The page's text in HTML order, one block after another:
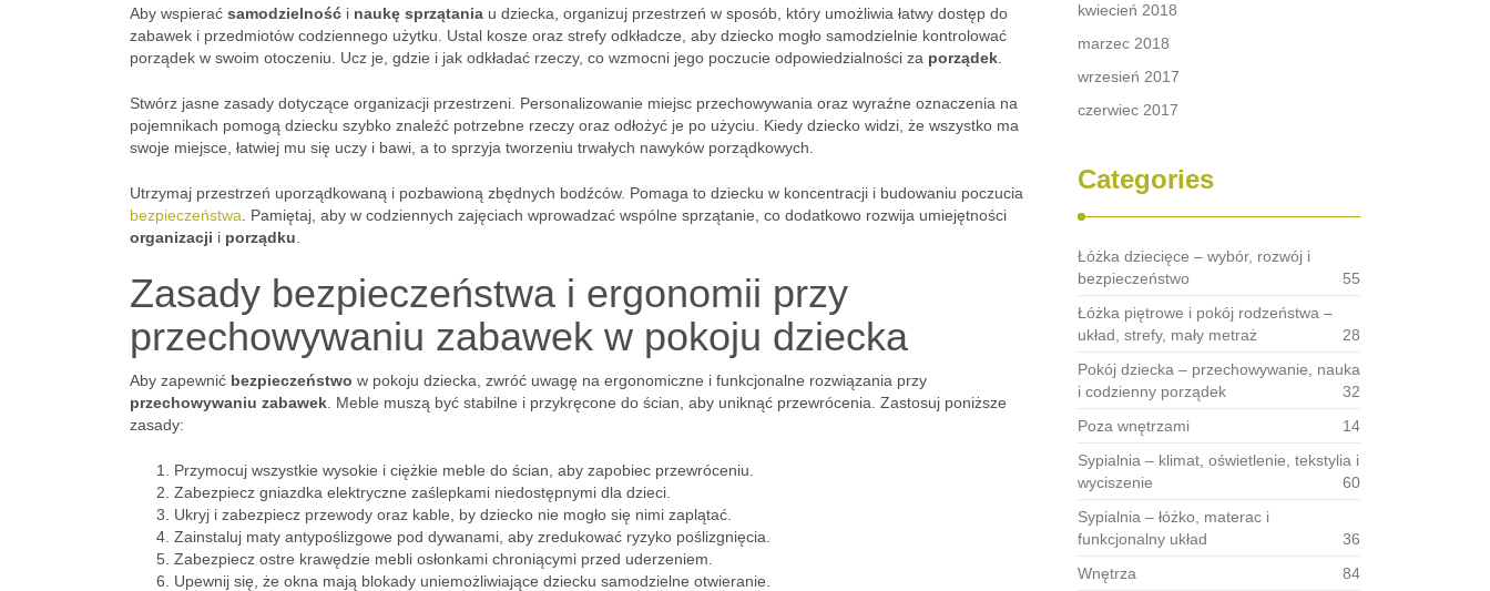
Aby wspierać samodzielność i naukę sprzątania u dziecka, organizuj przestrzeń w sposób, który umożliwia łatwy dostęp do
zabawek i przedmiotów codziennego użytku. Ustal kosze oraz strefy odkładcze, aby dziecko mogło samodzielnie kontrolować
porządek w swoim otoczeniu. Ucz je, gdzie i jak odkładać rzeczy, co wzmocni jego poczucie odpowiedzialności za porządek
Stwórz jasne zasady dotyczące organizacji przestrzeni. Personalizowanie miejsc przechowywania oraz wyraźne oznaczenia na
pojemnikach pomogą dziecku szybko znaleźć potrzebne rzeczy oraz odłożyć je po użyciu. Kiedy dziecko widzi, że wszystko ma
swoje miejsce, łatwiej mu się uczy i bawi, a to sprzyja tworzeniu trwałych nawyków porządkowych.
Utrzymaj przestrzeń uporządkowaną i pozbawioną zbędnych bodźców. Pomaga to dziecku w koncentracji i budowaniu poczucia
bezpieczeństwa . Pamiętaj, aby w codziennych zajęciach wprowadzać wspólne sprzątanie, co dodatkowo rozwija umiejętności
organizacji i porządku
Zasady bezpieczeństwa i ergonomii przy
przechowywaniu zabawek w pokoju dziecka
Aby zapewnić bezpieczeństwo w pokoju dziecka, zwróć uwagę na ergonomiczne i funkcjonalne rozwiązania przy
przechowywaniu zabawek . Meble muszą być stabilne i przykręcone do ścian, aby uniknąć przewrócenia. Zastosuj poniższe
zasady:
Przymocuj wszystkie wysokie i ciężkie meble do ścian, aby zapobiec przewróceniu.
Zabezpiecz gniazdka elektryczne zaślepkami niedostępnymi dla dzieci.
Ukryj i zabezpiecz przewody oraz kable, by dziecko nie mogło się nimi zaplątać.
Zainstaluj maty antypoślizgowe pod dywanami, aby zredukować ryzyko poślizgnięcia.
Zabezpiecz ostre krawędzie mebli osłonkami chroniącymi przed uderzeniem.
Upewnij się, że okna mają blokady uniemożliwiające dziecku samodzielne otwieranie.
kwiecień 2018
marzec 2018
wrzesień 2017
czerwiec 2017
Categories
Łóżka dziecięce – wybór, rozwój i
bezpieczeństwo
55
Łóżka piętrowe i pokój rodzeństwa –
układ, strefy, mały metraż
28
Pokój dziecka – przechowywanie, nauka
i codzienny porządek
32
Poza wnętrzami
14
Sypialnia – klimat, oświetlenie, tekstylia i
wyciszenie
60
Sypialnia – łóżko, materac i
funkcjonalny układ
36
Wnętrza
84